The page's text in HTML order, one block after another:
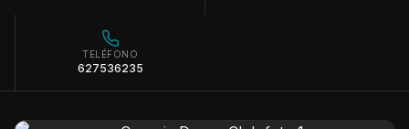
TELÉFONO
627536235